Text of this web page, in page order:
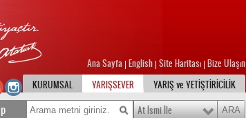
Ana Sayfa English Site Haritası Bize Ulaşın
KURUMSAL
YARIŞSEVER YARIŞ ve YETİŞTİRİCİLİK
At İsmi İle